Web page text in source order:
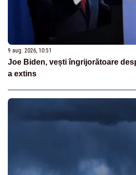
9 aug. 2026, 10:51
Joe Biden, vești îngrijorătoare
a extins